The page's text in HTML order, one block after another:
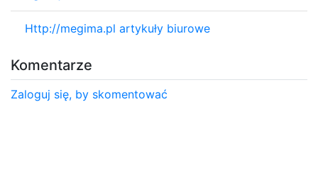
Http://megima.pl artykuły biurowe
Komentarze
Zaloguj się, by skomentować